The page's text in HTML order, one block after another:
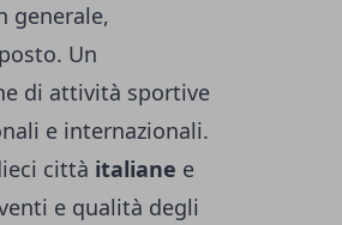
generale,
Un
di attività sportive
e internazionali.
città italiane e
e qualità degli